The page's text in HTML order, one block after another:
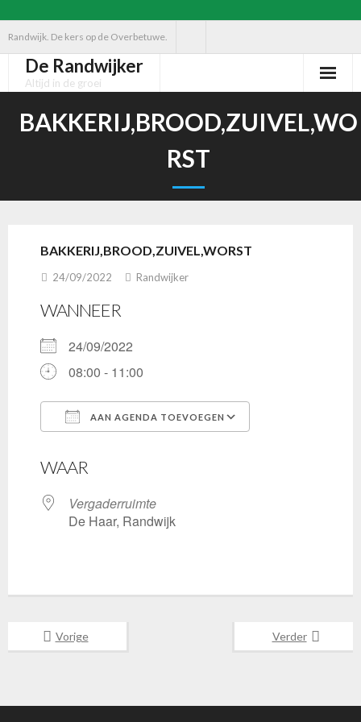
inhoud
Randwijk. De kers op de Overbetuwe.
De Randwijker
Altijd in de groei
BAKKERIJ,BROOD,ZUIVEL,WO
RST
BAKKERIJ,BROOD,ZUIVEL,WORST
24/09/2022 Randwijker
WANNEER
24/09/2022
08:00 - 11:00
AAN AGENDA TOEVOEGEN
WAAR
Vergaderruimte
De Haar, Randwijk
Vorige Verder